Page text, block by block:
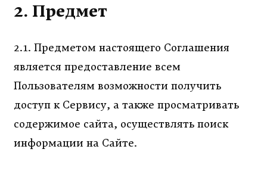
2. Предмет
2.1. Предметом настоящего Соглашения
является предоставление всем
Пользователям возможности получить
доступ к Сервису, а также просматривать
содержимое сайта, осуществлять поиск
информации на Сайте.